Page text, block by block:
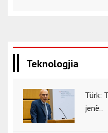
Teknologjia
Türk:
jenë..